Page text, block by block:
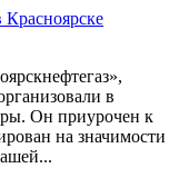
в
Он приурочен к
на значимости